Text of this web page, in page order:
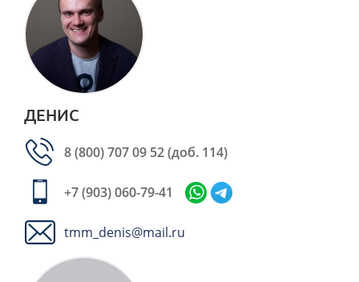
ДЕНИС
8 (800) 707 09 52(доб. 114)
+7 (903) 060-79-41
tmm_denis@mail.ru